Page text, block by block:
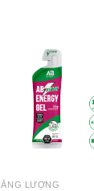
LƯỢNG